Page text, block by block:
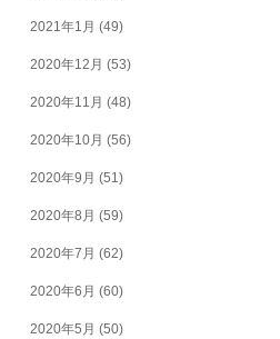
2021年1月 (49)
2020年12月 (53)
2020年11月 (48)
2020年10月 (56)
2020年9月 (51)
2020年8月 (59)
2020年7月 (62)
2020年6月 (60)
2020年5月 (50)